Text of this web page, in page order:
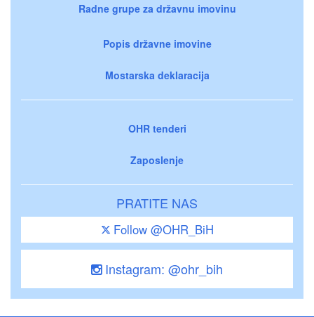
Radne grupe za državnu imovinu
Popis državne imovine
Mostarska deklaracija
OHR tenderi
Zaposlenje
PRATITE NAS
Follow @OHR_BiH
Instagram: @ohr_bih